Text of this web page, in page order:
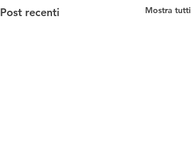
Post recenti Mostra tutti